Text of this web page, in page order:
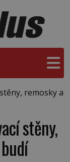
remosky a
stěny,